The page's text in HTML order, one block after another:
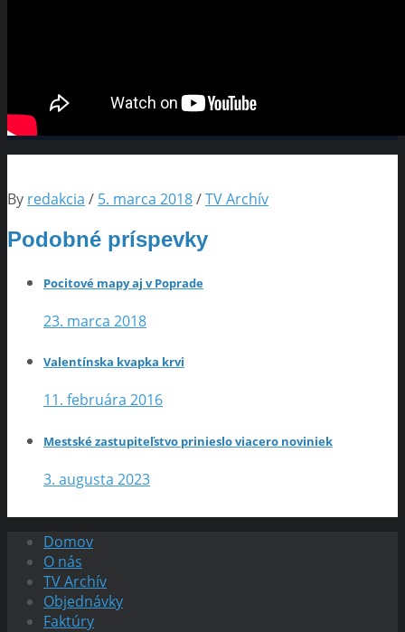
By redakcia / 5. marca 2018/TV Archív
Podobné príspevky
Pocitové mapy aj v Poprade
23. marca 2018
Valentínska kvapka krvi
11. februára 2016
Mestské zastupiteľstvo prinieslo viacero noviniek
3. augusta 2023
Domov
O nás
TV Archív
Objednávky
Faktúry